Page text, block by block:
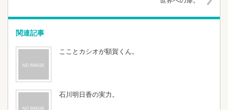
関連記事
こことカシオが額賀くん。
石川明日香の実力。